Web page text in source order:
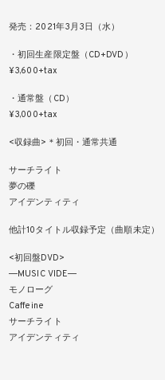
発売：2021年3月3日（水）
・初回生産限定盤（CD+DVD）
¥3,600+tax
・通常盤（CD）
¥3,000+tax
<収録曲>＊初回・通常共通
サーチライト
夢の礫
アイデンティティ
他計10タイトル収録予定（曲順未定）
<初回盤DVD>
―MUSIC VIDE―
モノローグ
Caffeine
サーチライト
アイデンティティ